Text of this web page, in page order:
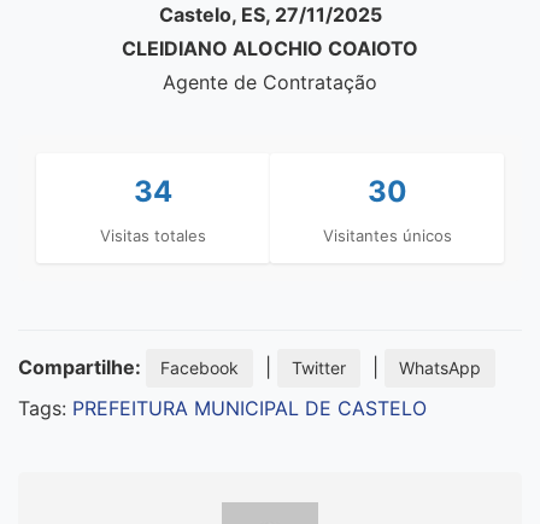
Castelo, ES, 27/11/2025
CLEIDIANO ALOCHIO COAIOTO
Agente de Contratação
34
Visitas totales
30
Visitantes únicos
Compartilhe: Facebook Twitter WhatsApp
Tags: PREFEITURA MUNICIPAL DE CASTELO